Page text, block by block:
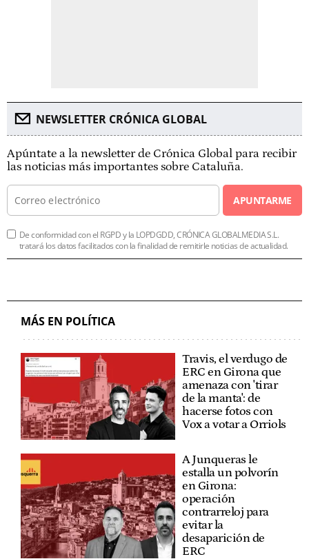
NEWSLETTER CRÓNICA GLOBAL
Apúntate a la newsletter de Crónica Global para recibir
las noticias más importantes sobre Cataluña.
APUNTARME
De conformidad con el RGPD y la LOPDGDD, CRÓNICA GLOBALMEDIA S.L.
tratará los datos facilitados con la finalidad de remitirle noticias de actualidad.
MÁS EN POLÍTICA
Travis, el verdugo de
ERC en Girona que
amenaza con 'tirar
de la manta': de
hacerse fotos con
Vox a votar a Orriols
A Junqueras le
estalla un polvorín
en Girona:
operación
contrarreloj para
evitar la
desaparición de
ERC